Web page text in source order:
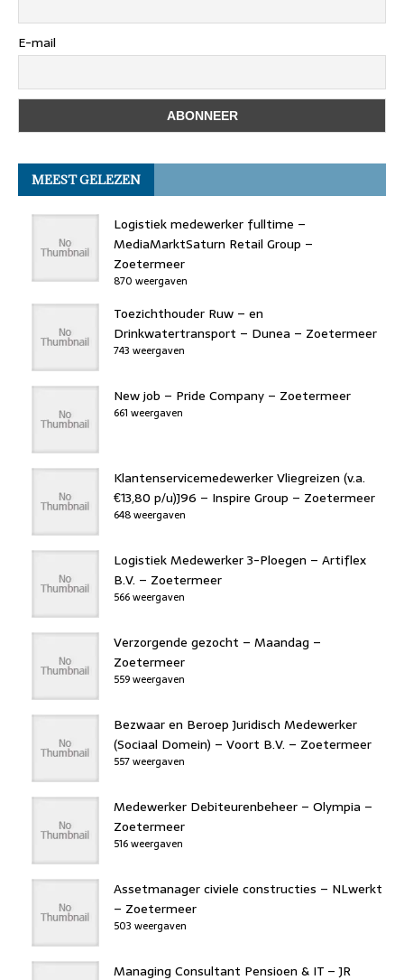
E-mail
MEEST GELEZEN
Logistiek medewerker fulltime –
MediaMarktSaturn Retail Group –
Zoetermeer
870 weergaven
Toezichthouder Ruw – en
Drinkwatertransport – Dunea – Zoetermeer
743 weergaven
New job – Pride Company – Zoetermeer
661 weergaven
Klantenservicemedewerker Vliegreizen (v.a.
€13,80 p/u)J96 – Inspire Group – Zoetermeer
648 weergaven
Logistiek Medewerker 3-Ploegen – Artiflex
B.V. – Zoetermeer
566 weergaven
Verzorgende gezocht – Maandag –
Zoetermeer
559 weergaven
Bezwaar en Beroep Juridisch Medewerker
(Sociaal Domein) – Voort B.V. – Zoetermeer
557 weergaven
Medewerker Debiteurenbeheer – Olympia –
Zoetermeer
516 weergaven
Assetmanager civiele constructies – NLwerkt
– Zoetermeer
503 weergaven
Managing Consultant Pensioen & IT – JR